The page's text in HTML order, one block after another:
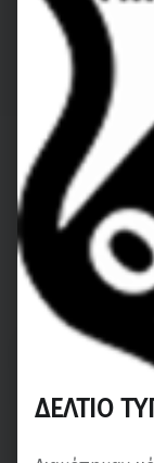
ΔΕΛΤΙΟ